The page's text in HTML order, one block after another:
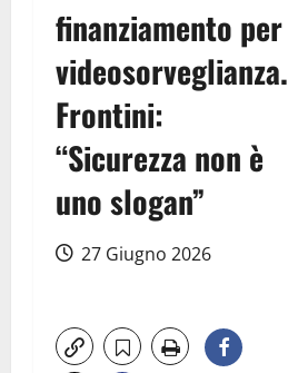
finanziamento per
videosorveglianza.
Frontini:
“Sicurezza non è
uno slogan”
27 Giugno 2026